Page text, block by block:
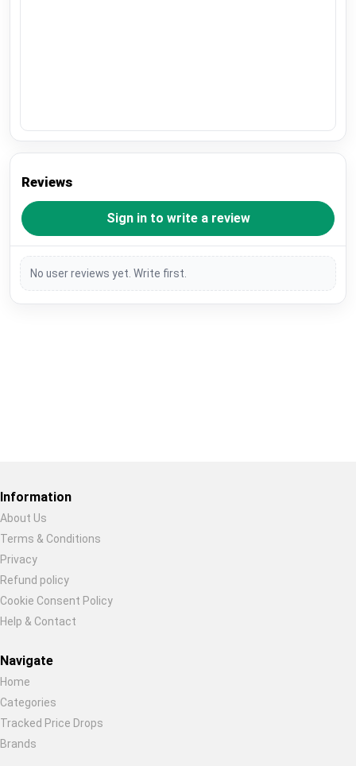
Reviews
Sign in to write a review
No user reviews yet. Write first.
Information
About Us
Terms & Conditions
Privacy
Refund policy
Cookie Consent Policy
Help & Contact
Navigate
Home
Categories
Tracked Price Drops
Brands